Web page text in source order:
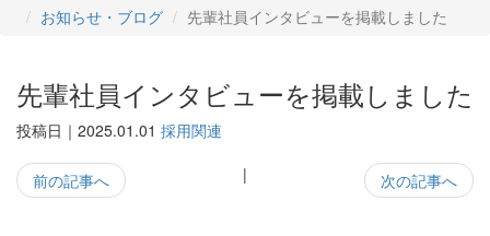
お知らせ・ブログ 先輩社員インタビューを掲載しました
先輩社員インタビューを掲載しました
投稿日｜2025.01.01 採用関連
前の記事へ | 次の記事へ